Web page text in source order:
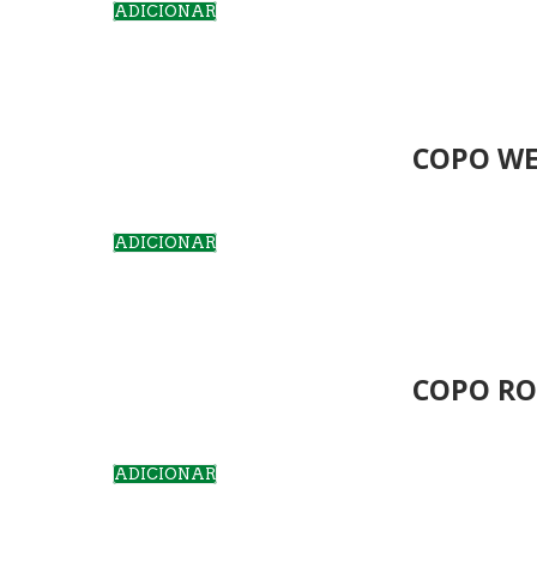
ADICIONAR
COPO
ADICIONAR
COPO
ADICIONAR